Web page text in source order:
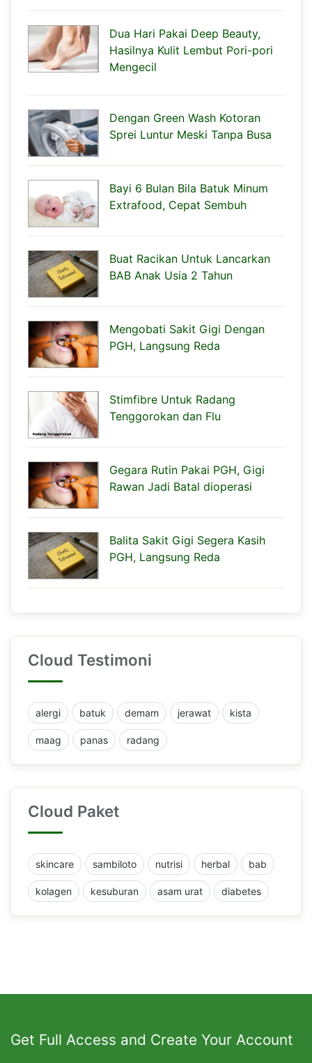
Dua Hari Pakai Deep Beauty,
Hasilnya Kulit Lembut Pori-pori
Mengecil
Dengan Green Wash Kotoran
Sprei Luntur Meski Tanpa Busa
Bayi 6 Bulan Bila Batuk Minum
Extrafood, Cepat Sembuh
Buat Racikan Untuk Lancarkan
BAB Anak Usia 2 Tahun
Mengobati Sakit Gigi Dengan
PGH, Langsung Reda
Stimfibre Untuk Radang
Tenggorokan dan Flu
Gegara Rutin Pakai PGH, Gigi
Rawan Jadi Batal dioperasi
Balita Sakit Gigi Segera Kasih
PGH, Langsung Reda
Cloud Testimoni
alergi batuk demam jerawat kista
maag panas radang
Cloud Paket
skincare sambiloto nutrisi herbal bab
kolagen kesuburan asam urat diabetes
Get Full Access and Create Your Account